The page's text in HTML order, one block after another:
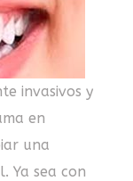
invasivos y
en
una
Ya sea con